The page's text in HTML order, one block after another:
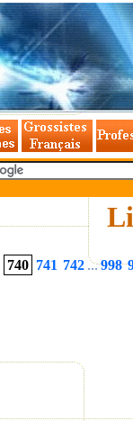
740 741 742 ...998